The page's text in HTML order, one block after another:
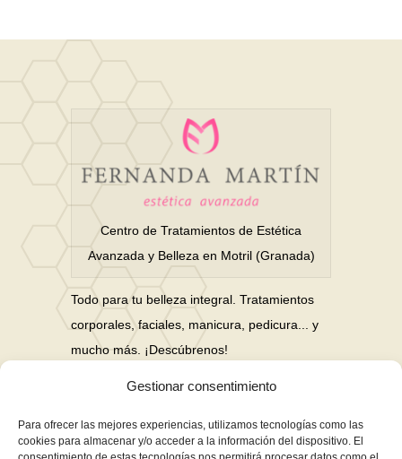
Gestionar consentimiento
Para ofrecer las mejores experiencias, utilizamos tecnologías como las
cookies para almacenar y/o acceder a la información del dispositivo. El
Centro de Tratamientos de Estética
Avanzada y Belleza en Motril (Granada)
Todo para tu belleza integral. Tratamientos
corporales, faciales, manicura, pedicura... y
mucho más. ¡Descúbrenos!
Nuestras Redes Sociales